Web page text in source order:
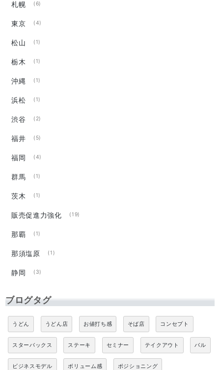
札幌 (6)
東京 (4)
松山 (1)
栃木 (1)
沖縄 (1)
浜松 (1)
渋谷 (2)
福井 (5)
福岡 (4)
群馬 (1)
茨木 (1)
販売促進力強化 (19)
那覇 (1)
那須塩原 (1)
静岡 (3)
ブログタグ
うどん うどん店 お値打ち感 そば店 コンセプト
スターバックス ステーキ セミナー テイクアウト バル
ビジネスモデル ボリューム感 ポジショニング